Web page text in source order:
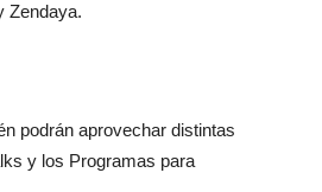
Zendaya.
podrán aprovechar distintas
y los Programas para